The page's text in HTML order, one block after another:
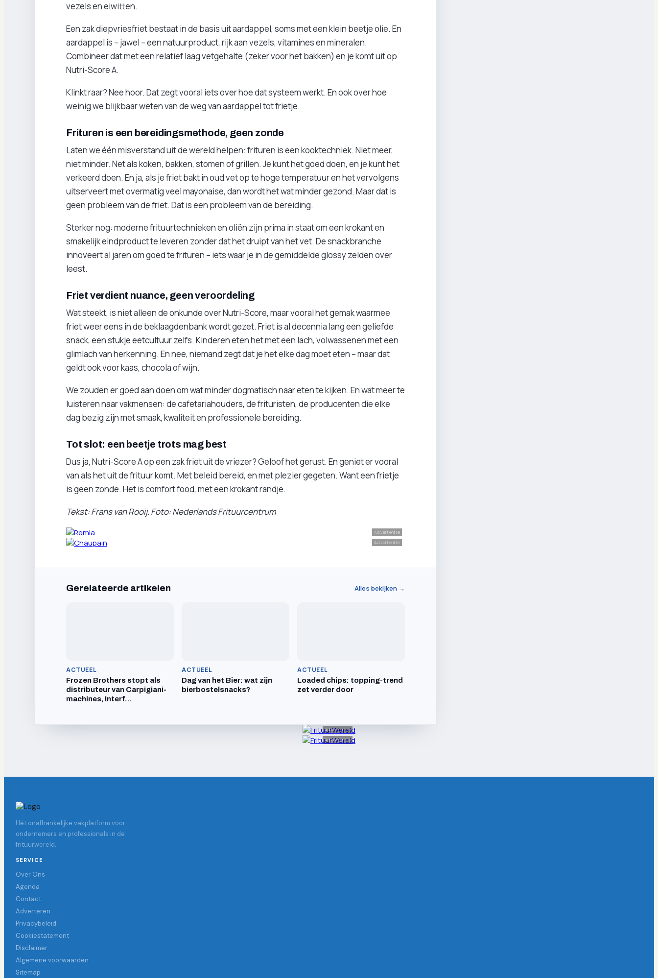
vezels en eiwitten.
Een zak diepvriesfriet bestaat in de basis uit aardappel, soms met een klein beetje olie. En
aardappel is – jawel – een natuurproduct, rijk aan vezels, vitamines en mineralen.
Combineer dat met een relatief laag vetgehalte (zeker voor het bakken) en je komt uit op
Nutri-Score A.
Klinkt raar? Nee hoor. Dat zegt vooral iets over hoe dat systeem werkt. En ook over hoe
weinig we blijkbaar weten van de weg van aardappel tot frietje.
Frituren is een bereidingsmethode, geen zonde
Laten we één misverstand uit de wereld helpen: frituren is een kooktechniek. Niet meer,
niet minder. Net als koken, bakken, stomen of grillen. Je kunt het goed doen, en je kunt het
verkeerd doen. En ja, als je friet bakt in oud vet op te hoge temperatuur en het vervolgens
uitserveert met overmatig veel mayonaise, dan wordt het wat minder gezond. Maar dat is
geen probleem van de friet. Dat is een probleem van de bereiding.
Sterker nog: moderne frituurtechnieken en oliën zijn prima in staat om een krokant en
smakelijk eindproduct te leveren zonder dat het druipt van het vet. De snackbranche
innoveert al jaren om goed te frituren – iets waar je in de gemiddelde glossy zelden over
leest.
Friet verdient nuance, geen veroordeling
Wat steekt, is niet alleen de onkunde over Nutri-Score, maar vooral het gemak waarmee
friet weer eens in de beklaagdenbank wordt gezet. Friet is al decennia lang een geliefde
snack, een stukje eetcultuur zelfs. Kinderen eten het met een lach, volwassenen met een
glimlach van herkenning. En nee, niemand zegt dat je het elke dag moet eten – maar dat
geldt ook voor kaas, chocola of wijn.
We zouden er goed aan doen om wat minder dogmatisch naar eten te kijken. En wat meer te
luisteren naar vakmensen: de cafetariahouders, de frituristen, de producenten die elke
dag bezig zijn met smaak, kwaliteit en professionele bereiding.
Tot slot: een beetje trots mag best
Dus ja, Nutri-Score A op een zak friet uit de vriezer? Geloof het gerust. En geniet er vooral
van als het uit de frituur komt. Met beleid bereid, en met plezier gegeten. Want een frietje
is geen zonde. Het is comfort food, met een krokant randje.
Tekst: Frans van Rooij. Foto: Nederlands Frituurcentrum
Advertentie
Advertentie
Gerelateerde artikelen Alles bekijken →
ACTUEEL
Frozen Brothers stopt als
distributeur van Carpigiani-
machines, Interf…
ACTUEEL
Dag van het Bier: wat zijn
bierbostelsnacks?
ACTUEEL
Loaded chips: topping-trend
zet verder door
Advertentie
Advertentie
Hét onafhankelijke vakplatform voor
ondernemers en professionals in de
frituurwereld.
SERVICE
Over Ons
Agenda
Contact
Adverteren
Privacybeleid
Cookiestatement
Disclaimer
Algemene voorwaarden
Sitemap